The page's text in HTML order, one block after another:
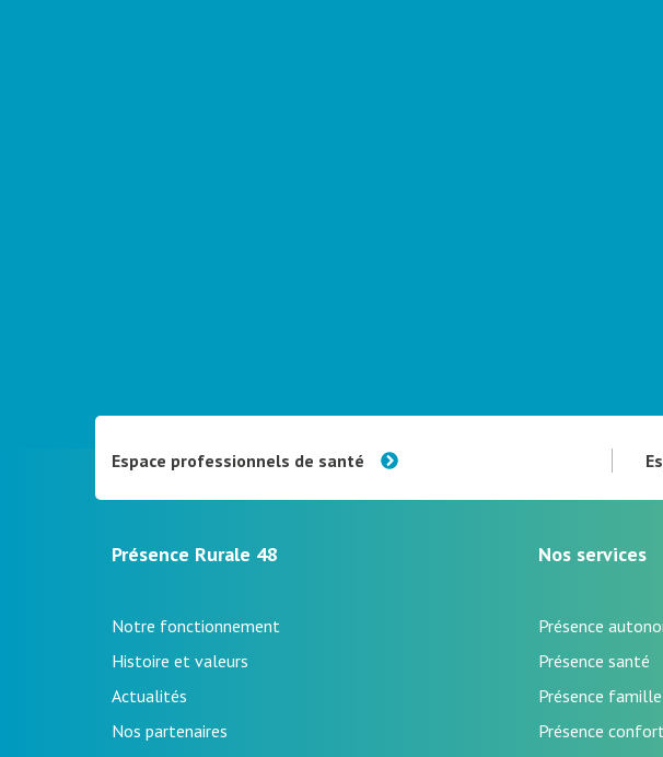
Espace professionnels de santé
Présence Rurale 48
Notre fonctionnement
Histoire et valeurs
Actualités
Nos partenaires
Nos services
Présence
Présence santé
Présence famille
Présence